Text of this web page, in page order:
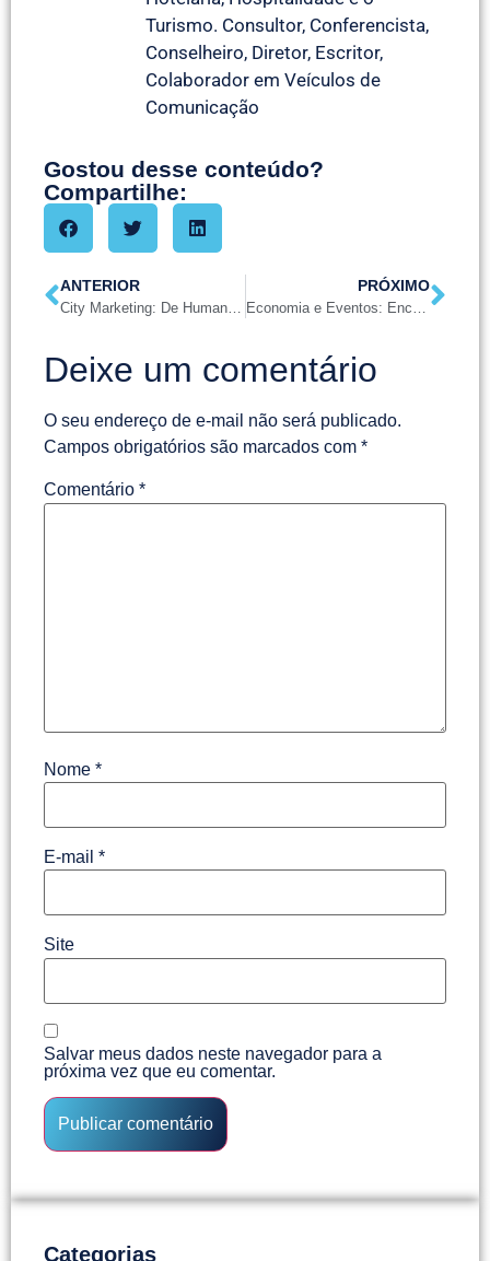
Turismo. Consultor, Conferencista,
Conselheiro, Diretor, Escritor,
Colaborador em Veículos de
Comunicação
Gostou desse conteúdo?
Compartilhe:
ANTERIOR
City Marketing: De Humanos para Humanos
PRÓXIMO
Economia e Eventos: Encontros e Desencontros
Deixe um comentário
O seu endereço de e-mail não será publicado.
Campos obrigatórios são marcados com *
Comentário *
Nome *
E-mail *
Site
Salvar meus dados neste navegador para a
próxima vez que eu comentar.
Categorias